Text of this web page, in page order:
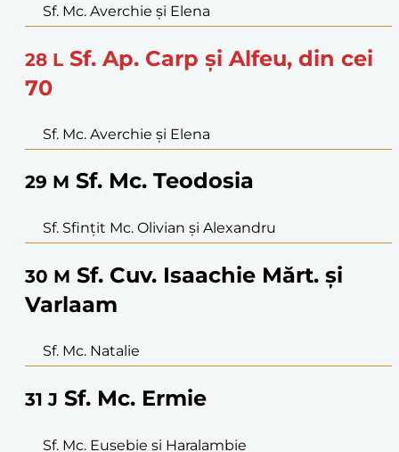
Sf. Mc. Averchie şi Elena
28 L Sf. Ap. Carp şi Alfeu, din cei
70
Sf. Mc. Averchie şi Elena
29 M Sf. Mc. Teodosia
Sf. Sfinţit Mc. Olivian şi Alexandru
30 M Sf. Cuv. Isaachie Mărt. şi
Varlaam
Sf. Mc. Natalie
31 J Sf. Mc. Ermie
Sf. Mc. Eusebie şi Haralambie